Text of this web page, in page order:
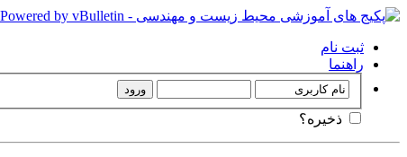
ثبت نام
راهنما
ذخیره؟